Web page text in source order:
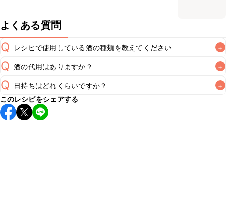
よくある質問
Q レシピで使用している酒の種類を教えてください +
A
Q 酒の代用はありますか？ +
A
Q 日持ちはどれくらいですか？ +
保存期間は冷蔵で翌日中が目安です。なるべくお早めにお召
し上がりください。
このレシピをシェアする